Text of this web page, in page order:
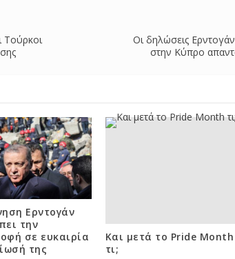
Τούρκοι
Οι δηλώσεις
στην Κύπρο
Ερντογάν
την
σε ευκαιρία
της
Και μετά το Pride Month
τι;